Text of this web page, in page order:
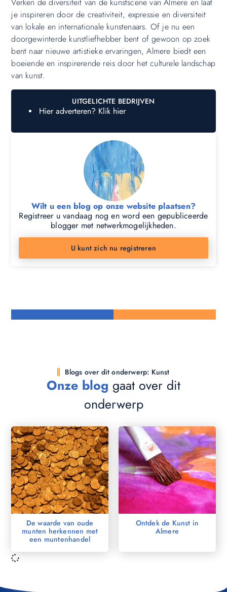
Verken de diversiteit van de kunstscene van Almere en laat
je inspireren door de creativiteit, expressie en diversiteit
van lokale en internationale kunstenaars. Of je nu een
doorgewinterde kunstliefhebber bent of gewoon op zoek
bent naar nieuwe artistieke ervaringen, Almere biedt een
boeiende en inspirerende reis door het culturele landschap
van kunst.
UITGELICHTE BEDRIJVEN
Hier adverteren? Klik hier
Wilt u een blog op onze website plaatsen?
Registreer u vandaag nog en word een gepubliceerde
blogger met netwerkmogelijkheden.
U kunt zich nu registreren
Blogs over dit onderwerp: Kunst
Onze blog gaat over dit
onderwerp
De waarde van oude
munten herkennen met
een muntenhandel
Ontdek de Kunst in
Almere